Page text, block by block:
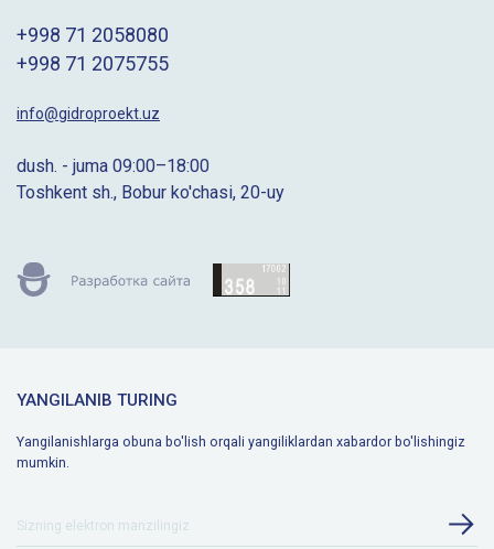
+998 71 2058080
+998 71 2075755
info@gidroproekt.uz
dush. - juma 09:00–18:00
Toshkent sh., Bobur ko'chasi, 20-uy
YANGILANIB TURING
Yangilanishlarga obuna bo'lish orqali yangiliklardan xabardor bo'lishingiz
mumkin.